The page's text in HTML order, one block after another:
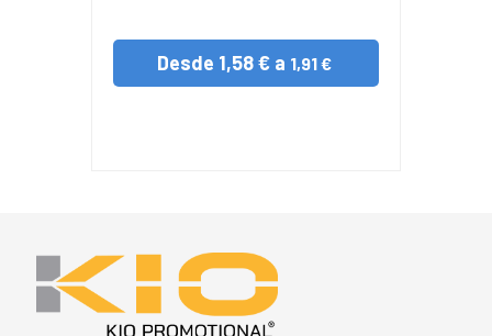
Desde 1,58 € a 1,91 €